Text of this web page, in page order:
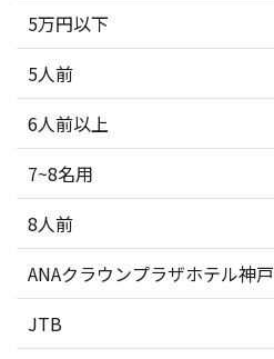
5万円以下
5人前
6人前以上
7~8名用
8人前
ANAクラウンプラザホテル神戸
JTB